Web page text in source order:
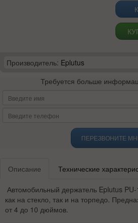
Производитель: Eplutus
Требуется больше
ПЕРЕЗВОНИТЕ
Описание Технические
Автомобильный держатель Eplutus
как на стекло, так и на торпедо.
от 4 до 10 дюймов.